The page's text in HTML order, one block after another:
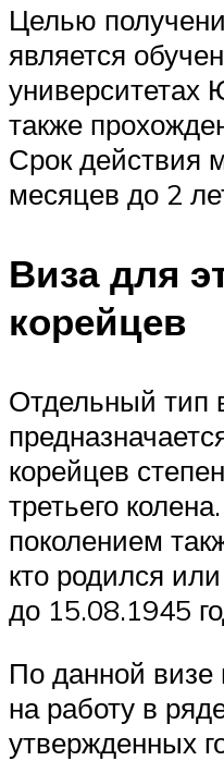
Целью
является
университетах
также
Срок действия
месяцев до 2
Виза для
корейцев
Отдельный тип
корейцев
третьего
поколением
кто родился
до 15.08.1945
По данной визе
на работу в
утвержденных